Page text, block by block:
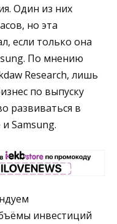
Один из них
но эта
если только она
По мнению
Research, лишь
по выпуску
развиваться в
Samsung.
инвестиций